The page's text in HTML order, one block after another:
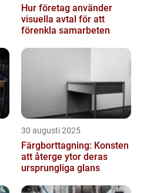
Hur företag använder
visuella avtal för att
förenkla samarbeten
30 augusti 2025
Färgborttagning: Konsten
att återge ytor deras
ursprungliga glans